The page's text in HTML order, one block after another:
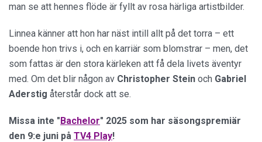
man se att hennes flöde är fyllt av rosa härliga artistbilder.
Linnea känner att hon har näst intill allt på det torra – ett
boende hon trivs i, och en karriär som blomstrar – men, det
som fattas är den stora kärleken att få dela livets äventyr
med. Om det blir någon av Christopher Stein och Gabriel
Aderstig återstår dock att se.
Missa inte "Bachelor" 2025 som har säsongspremiär
den 9:e juni på TV4 Play!